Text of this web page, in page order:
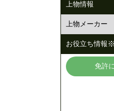
上物情報
上物メーカー
お役立ち情報
免許